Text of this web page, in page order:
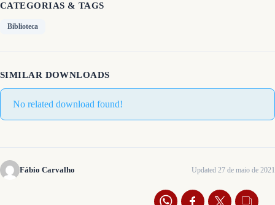
CATEGORIAS & TAGS
Biblioteca
SIMILAR DOWNLOADS
No related download found!
Fábio Carvalho Updated 27 de maio de 2021